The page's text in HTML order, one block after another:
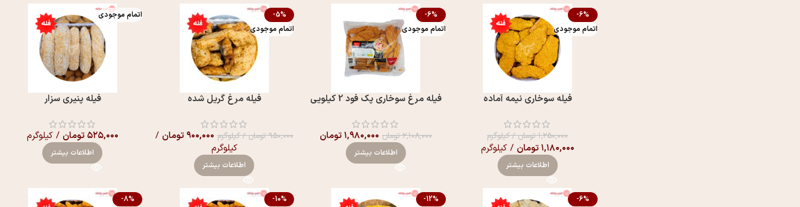
-6%
اتمام موجودی
فیله سوخاری نیمه آماده
۱,۲۵۰,۰۰۰تومان/ کیلوگرم
۱,۱۸۰,۰۰۰تومان / کیلوگرم
اطلاعات بیشتر
-6%
اتمام موجودی
فیله مرغ سوخاری پک فود 2 کیلویی
۲,۱۰۸,۰۰۰تومان ۱,۹۸۰,۰۰۰تومان
اطلاعات بیشتر
-5%
اتمام موجودی
فیله مرغ گریل شده
۹۵۰,۰۰۰تومان/ کیلوگرم ۹۰۰,۰۰۰ تومان /
کیلوگرم
اطلاعات بیشتر
اتمام موجودی
فیله پنیری سزار
۵۲۵,۰۰۰ تومان / کیلوگرم
اطلاعات بیشتر
-6%
-12%
-10%
-8%